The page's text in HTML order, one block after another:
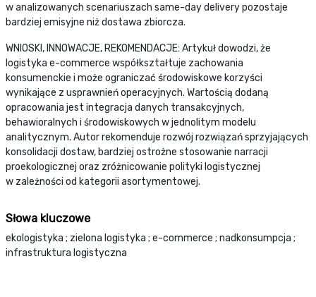
w analizowanych scenariuszach same-day delivery pozostaje
bardziej emisyjne niż dostawa zbiorcza.
WNIOSKI, INNOWACJE, REKOMENDACJE: Artykuł dowodzi, że
logistyka e-commerce współkształtuje zachowania
konsumenckie i może ograniczać środowiskowe korzyści
wynikające z usprawnień operacyjnych. Wartością dodaną
opracowania jest integracja danych transakcyjnych,
behawioralnych i środowiskowych w jednolitym modelu
analitycznym. Autor rekomenduje rozwój rozwiązań sprzyjających
konsolidacji dostaw, bardziej ostrożne stosowanie narracji
proekologicznej oraz zróżnicowanie polityki logistycznej
w zależności od kategorii asortymentowej.
Słowa kluczowe
ekologistyka ; zielona logistyka ; e-commerce ; nadkonsumpcja ;
infrastruktura logistyczna